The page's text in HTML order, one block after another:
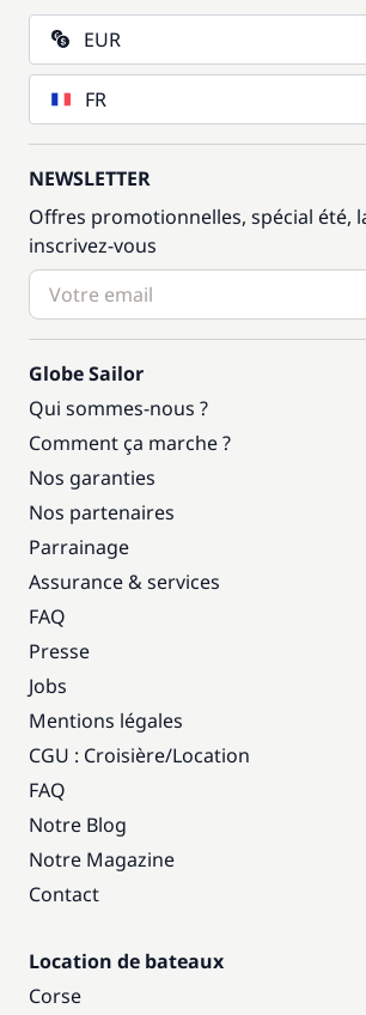
EUR
FR
NEWSLETTER
Offres promotionnelles, spécial été,
inscrivez-vous
Globe Sailor
Qui sommes-nous ?
Comment ça marche ?
Nos garanties
Nos partenaires
Parrainage
Assurance & services
FAQ
Presse
Jobs
Mentions légales
CGU : Croisière/Location
FAQ
Notre Blog
Notre Magazine
Contact
Location de bateaux
Corse